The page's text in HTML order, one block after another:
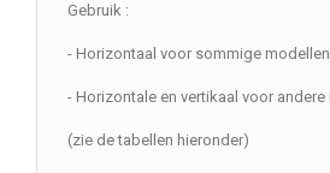
Gebruik :
- Horizontaal voor sommige
- Horizontale en vertikaal voor andere
(zie de tabellen hieronder)